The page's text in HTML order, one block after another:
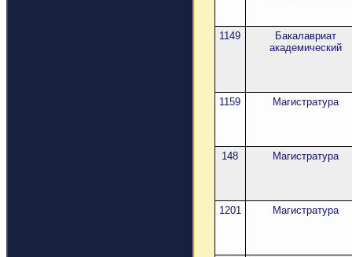
1149
Бакалавриат
академический
1159 Магистратура
148 Магистратура
1201 Магистратура